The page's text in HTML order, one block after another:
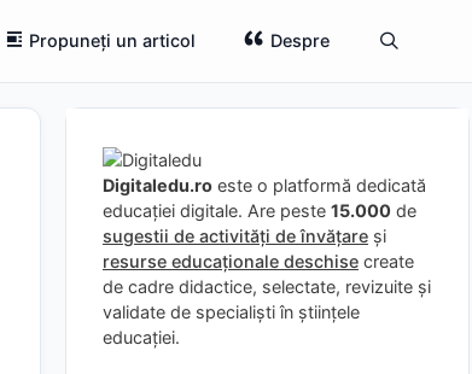
Propuneți un articol Despre
Digitaledu.ro este o platformă dedicată
educației digitale. Are peste 15.000 de
sugestii de activități de învățare și
resurse educaționale deschise create
de cadre didactice, selectate, revizuite și
validate de specialiști în științele
educației.